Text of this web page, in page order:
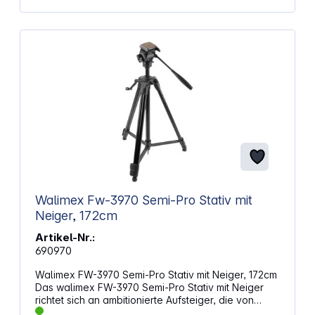
Walimex Fw-3970 Semi-Pro Stativ mit
Neiger, 172cm
Artikel-Nr.:
690970
Walimex FW-3970 Semi-Pro Stativ mit Neiger, 172cm
Das walimex FW-3970 Semi-Pro Stativ mit Neiger
richtet sich an ambitionierte Aufsteiger, die von
einem Einsteigermodell aufrüsten wollen. Zählen